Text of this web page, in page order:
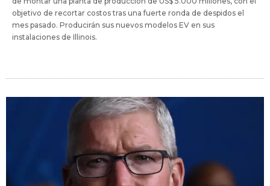
objetivo de recortar costos tras una fuerte ronda de despidos el
mes pasado. Producirán sus nuevos modelos EV en sus
instalaciones de Illinois.